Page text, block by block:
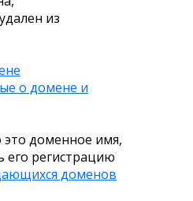
из
о домене и
это доменное имя,
его регистрацию
доменов